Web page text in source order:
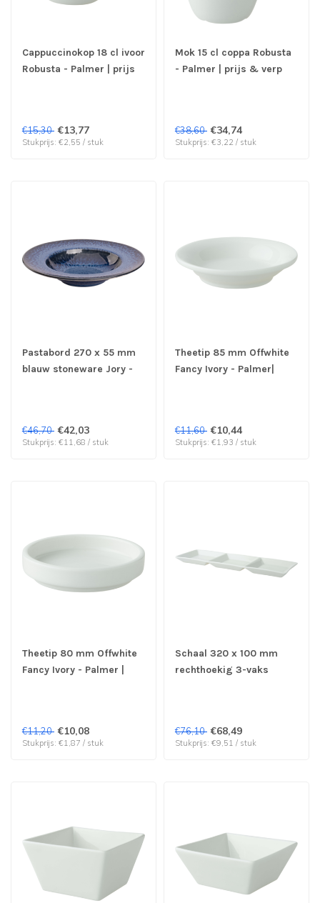
Cappuccinokop 18 cl ivoor
Robusta - Palmer | prijs
€15,30 €13,77
Stukprijs: €2,55 / stuk
Mok 15 cl coppa Robusta
- Palmer | prijs & verp
€38,60 €34,74
Stukprijs: €3,22 / stuk
Pastabord 270 x 55 mm
blauw stoneware Jory -
€46,70 €42,03
Stukprijs: €11,68 / stuk
Theetip 85 mm Offwhite
Fancy Ivory - Palmer|
€11,60 €10,44
Stukprijs: €1,93 / stuk
Theetip 80 mm Offwhite
Fancy Ivory - Palmer |
€11,20 €10,08
Stukprijs: €1,87 / stuk
Schaal 320 x 100 mm
rechthoekig 3-vaks
€76,10 €68,49
Stukprijs: €9,51 / stuk